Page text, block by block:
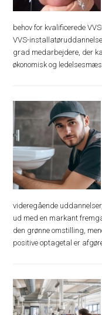
behov for kvalificerede
VVS-
grad medarbejdere, der
økonomisk og
videregående
ud med en markant
den grønne omstilling,
positive optagetal er